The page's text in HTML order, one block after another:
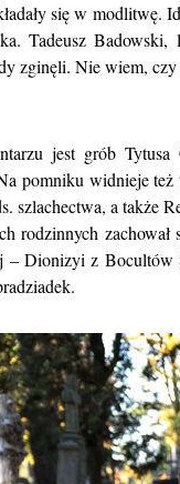
się w modlitwę.
Tadeusz
zginęli. Nie wiem, czy
jest grób
pomniku widnieje
szlachectwa, a także
rodzinnych
– Dionizyi z Bocultów